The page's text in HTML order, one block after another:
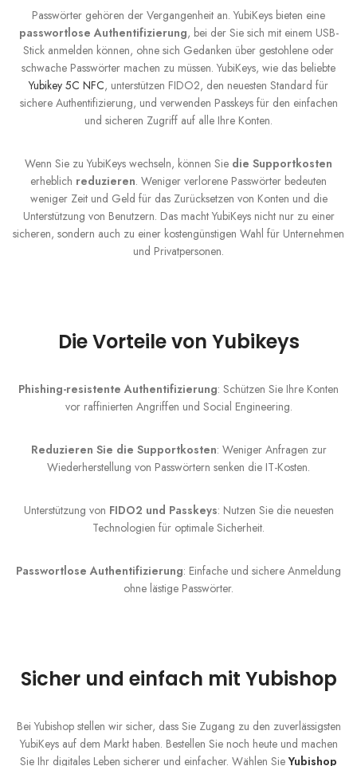
Passwörter gehören der Vergangenheit an. YubiKeys bieten eine
passwortlose Authentifizierung, bei der Sie sich mit einem USB-
Stick anmelden können, ohne sich Gedanken über gestohlene oder
schwache Passwörter machen zu müssen. YubiKeys, wie das beliebte
Yubikey 5C NFC, unterstützen FIDO2, den neuesten Standard für
sichere Authentifizierung, und verwenden Passkeys für den einfachen
und sicheren Zugriff auf alle Ihre Konten.
Wenn Sie zu YubiKeys wechseln, können Sie die Supportkosten
erheblich reduzieren. Weniger verlorene Passwörter bedeuten
weniger Zeit und Geld für das Zurücksetzen von Konten und die
Unterstützung von Benutzern. Das macht YubiKeys nicht nur zu einer
sicheren, sondern auch zu einer kostengünstigen Wahl für Unternehmen
und Privatpersonen.
Die Vorteile von Yubikeys
Phishing-resistente Authentifizierung: Schützen Sie Ihre Konten
vor raffinierten Angriffen und Social Engineering.
Reduzieren Sie die Supportkosten: Weniger Anfragen zur
Wiederherstellung von Passwörtern senken die IT-Kosten.
Unterstützung von FIDO2 und Passkeys: Nutzen Sie die neuesten
Technologien für optimale Sicherheit.
Passwortlose Authentifizierung: Einfache und sichere Anmeldung
ohne lästige Passwörter.
Sicher und einfach mit Yubishop
Bei Yubishop stellen wir sicher, dass Sie Zugang zu den zuverlässigsten
YubiKeys auf dem Markt haben. Bestellen Sie noch heute und machen
Sie Ihr digitales Leben sicherer und einfacher. Wählen SieYubishop